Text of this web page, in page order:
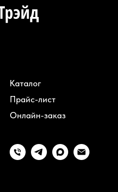
Каталог
Прайс-лист
Онлайн-заказ